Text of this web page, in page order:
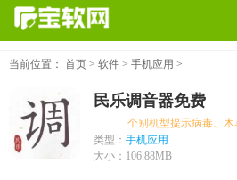
当前位置： 首页 > 软件 > 手机应用 >
民乐调音器免费
个别机型提示病毒、木
类型： 手机应用
大小： 106.88MB